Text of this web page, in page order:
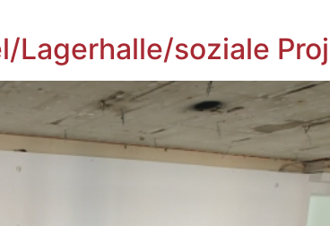
Lagerhalle/soziale